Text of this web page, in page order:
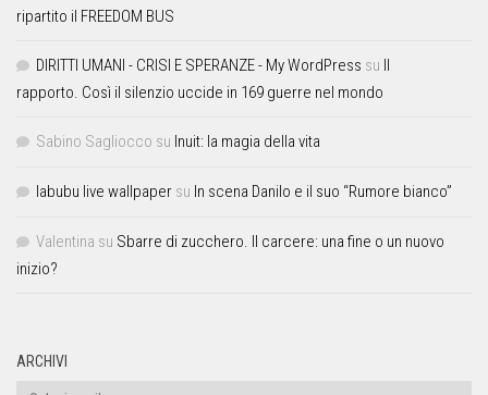
ripartito il FREEDOM BUS
DIRITTI UMANI - CRISI E SPERANZE - My WordPress su Il
rapporto. Così il silenzio uccide in 169 guerre nel mondo
Sabino Sagliocco su Inuit: la magia della vita
labubu live wallpaper su In scena Danilo e il suo “Rumore bianco”
Valentina su Sbarre di zucchero. Il carcere: una fine o un nuovo
inizio?
ARCHIVI